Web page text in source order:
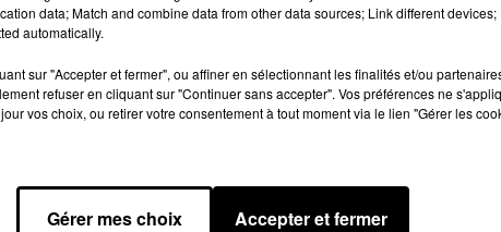
data; Match and combine data from other data sources; Link different
automatically.
sur "Accepter et fermer", ou affiner en sélectionnant les finalités et/ou
refuser en cliquant sur "Continuer sans accepter". Vos préférences ne
vos choix, ou retirer votre consentement à tout moment via le lien "Gérer les
Gérer mes choix Accepter et fermer